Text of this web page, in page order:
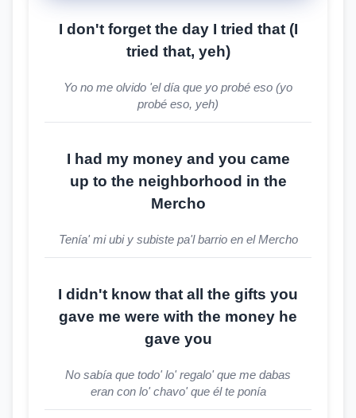
I don't forget the day I tried that (I
tried that, yeh)
Yo no me olvido 'el día que yo probé eso (yo
probé eso, yeh)
I had my money and you came
up to the neighborhood in the
Mercho
Tenía' mi ubi y subiste pa'l barrio en el Mercho
I didn't know that all the gifts you
gave me were with the money he
gave you
No sabía que todo' lo' regalo' que me dabas
eran con lo' chavo' que él te ponía